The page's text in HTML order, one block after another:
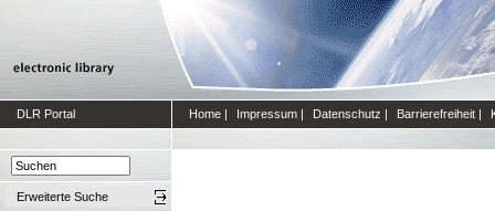
DLR Portal Home | Impressum | Datenschutz | Barrierefreiheit |
Erweiterte Suche